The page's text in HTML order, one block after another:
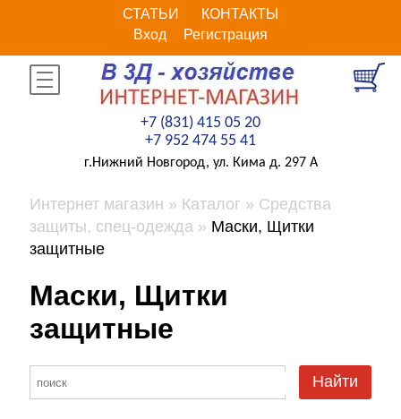
СТАТЬИ
КОНТАКТЫ
Вход
Регистрация
+7 (831) 415 05 20
+7 952 474 55 41
г.Нижний Новгород, ул. Кима д. 297 А
Интернет магазин Каталог
Средства
защиты, спец-одежда
Маски, Щитки
защитные
Маски, Щитки
защитные
Найти